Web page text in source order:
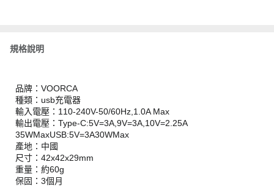
規格說明
品牌：VOORCA
種類：usb充電器
輸入電壓：110-240V-50/60Hz,1.0A Max
輸出電壓：Type-C:5V=3A,9V=3A,10V=2.25A
35WMaxUSB:5V=3A30WMax
產地：中國
尺寸：42x42x29mm
重量：約60g
保固：3個月